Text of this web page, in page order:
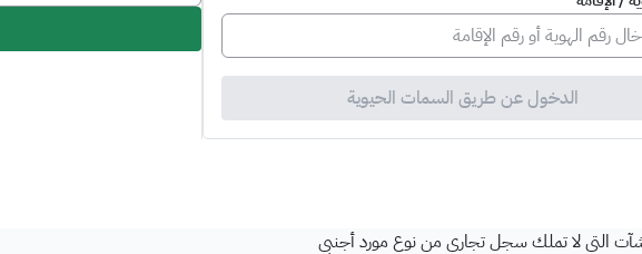
الدخول عن طريق السمات الحيوية
التي لا تملك سجل تجاري من نوع مورد أجنبي